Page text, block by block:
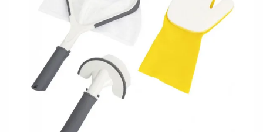
140 diffuseurs a bulles + jets massants puissants pour
une relaxation intense Technologie Fiber-Tech pour une
structure robuste et stable Stérilisateur au sel intégré pour
une désinfection naturelle de l’eau sans produits
chimiques Systeme HWS (adoucisseur d’eau) pour un
meilleur confort de la peau Panneau de contrôle sans fil +
application WiFi pour une utilisation facile Chauffage de
l’eau jusqu’a 40 °C pour une utilisation toute l’année
Design octogonal moderne en finition noir carbone
Installation facile sans outils pret a l’emploi en environ 1
heure Caractéristiques techniques Nombre de places 6